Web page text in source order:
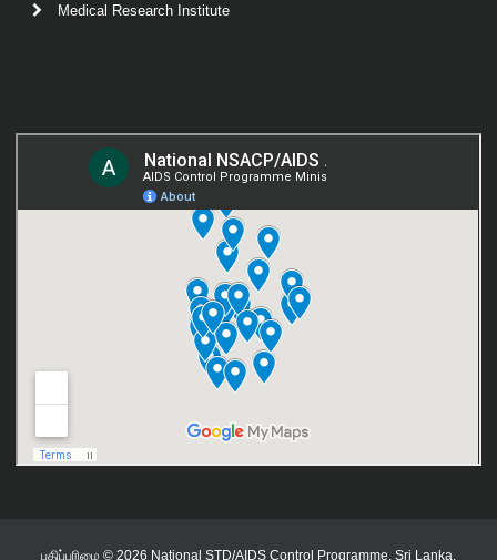
Medical Research Institute
பதிப்புரிமை © 2026 National STD/AIDS Control Programme, Sri Lanka.